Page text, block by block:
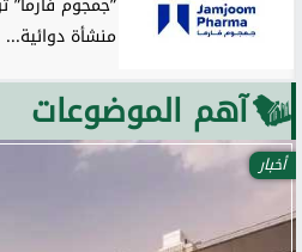
منشأة دوائية...
آهم الموضوعات
أخبار